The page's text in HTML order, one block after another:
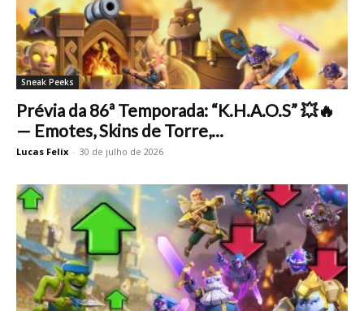
Sneak Peeks
Prévia da 86ª Temporada: “K.H.A.O.S” 💥🔥
— Emotes, Skins de Torre,...
Lucas Felix - 30 de julho de 2026